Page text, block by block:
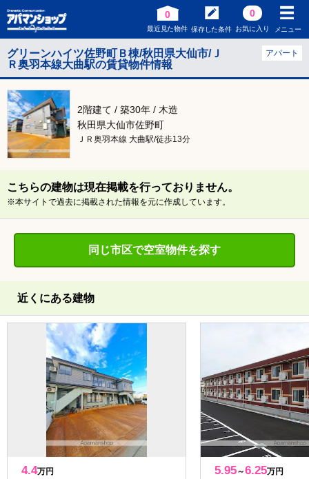
0
最近見た物件 保存した条件
0
お気に入り メニュー
グリーンハイツ佐野町Ｂ棟/秋田県大仙市/Ｊ
Ｒ奥羽本線大曲駅の賃貸物件情報
アパート
2階建て / 築30年 / 木造
秋田県大仙市佐野町
ＪＲ奥羽本線 大曲駅/徒歩13分
こちらの建物は現在掲載を行っておりません。
※本サイトで過去に掲載された情報を元に作成しています。
同じ市区で空室物件を探す
近くにある建物
4.4万円 5.95～6.25万円